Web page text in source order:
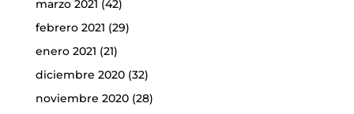
marzo 2021 (42)
febrero 2021 (29)
enero 2021 (21)
diciembre 2020(32)
noviembre 2020(28)